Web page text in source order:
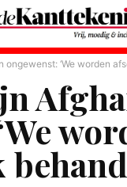
ongewenst: ‘We worden